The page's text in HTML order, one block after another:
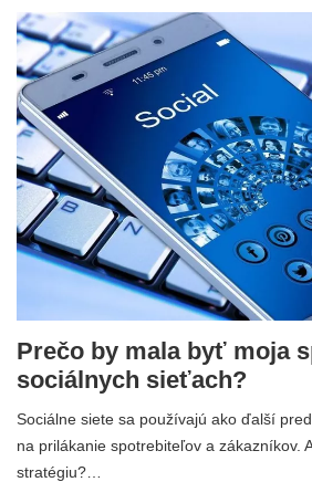
Prečo by mala byť moja
sociálnych sieťach?
Sociálne siete sa používajú ako ďalší
na prilákanie spotrebiteľov a zákazníkov.
stratégiu?…